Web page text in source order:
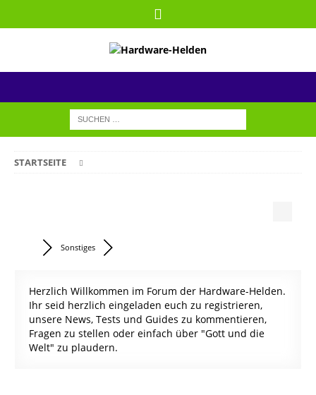
STARTSEITE
Sonstiges
Herzlich Willkommen im Forum der Hardware-Helden.
Ihr seid herzlich eingeladen euch zu registrieren,
unsere News, Tests und Guides zu kommentieren,
Fragen zu stellen oder einfach über "Gott und die
Welt" zu plaudern.